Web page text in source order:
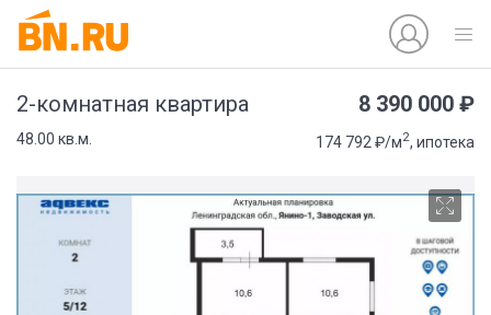
2-комнатная квартира 8 390 000 ₽
48.00 кв.м. 174 792 ₽/м2, ипотека